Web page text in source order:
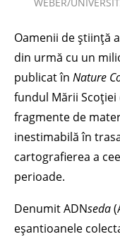
Oamenii de știință
din urmă cu un
publicat în Nature
fundul Mării
fragmente de
inestimabilă în
cartografierea a
perioade.
Denumit ADNseda
eșantioanele